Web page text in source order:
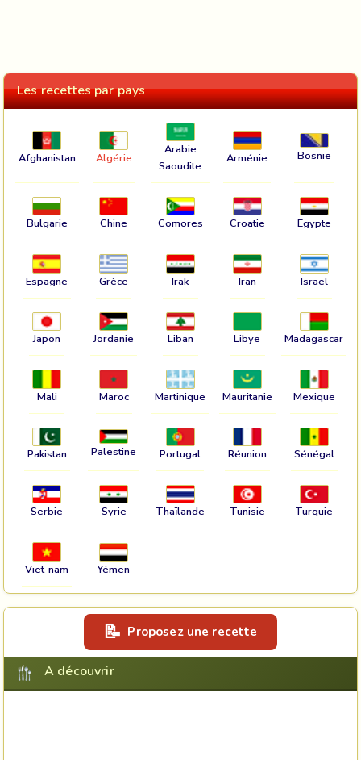
Les recettes par pays
Afghanistan Algérie
Arabie
Saoudite
Arménie Bosnie
Bulgarie Chine Comores Croatie Egypte
Espagne Grèce Irak Iran Israel
Japon Jordanie Liban Libye Madagascar
Mali Maroc Martinique Mauritanie Mexique
Pakistan Palestine Portugal Réunion Sénégal
Serbie Syrie Thaïlande Tunisie Turquie
Viet-nam Yémen
Proposez une recette
A découvrir